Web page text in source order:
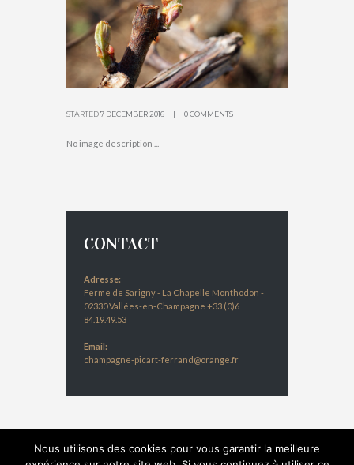
STARTED7 DECEMBER 2016 0 COMMENTS
No image description ...
CONTACT
Adresse:
Ferme de Sarigny - La Chapelle Monthodon -
02330 Vallées-en-Champagne +33 (0)6
84.19.49.53
Email:
champagne-picart-ferrand@orange.fr
Nous utilisons des cookies pour vous garantir la meilleure